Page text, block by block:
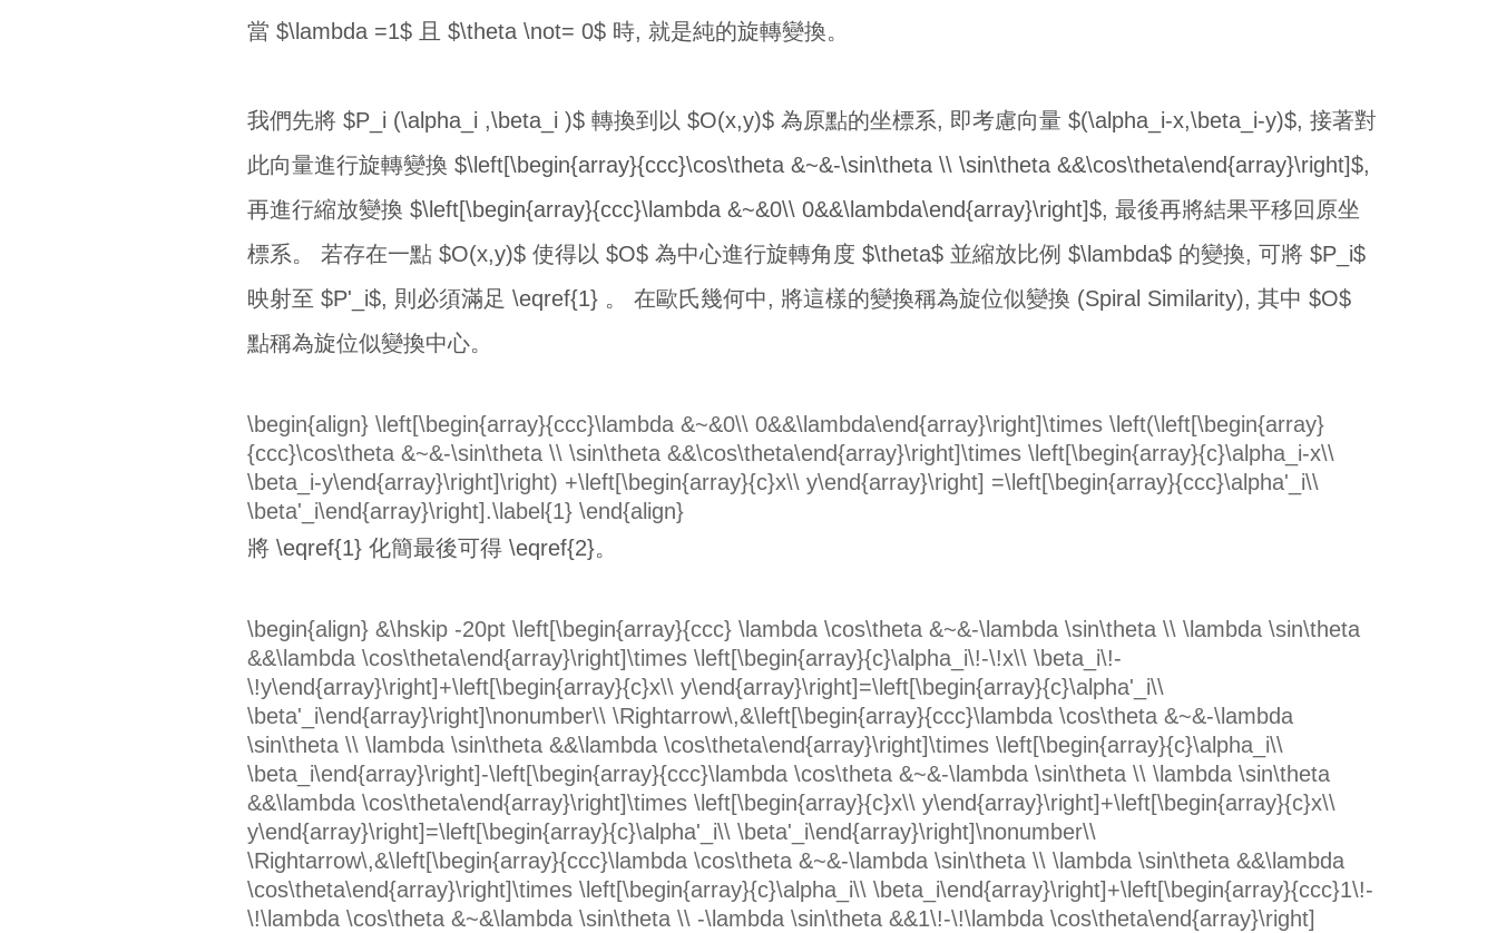
當 $\lambda =1$ 且 $\theta \not= 0$ 時, 就是純的旋轉變換。
我們先將 $P_i (\alpha_i ,\beta_i )$ 轉換到以 $O(x,y)$ 為原點的坐標系, 即考慮向量 $(\alpha_i-x,\beta_i-y)$, 接著對
此向量進行旋轉變換 $\left[\begin{array}{ccc}\cos\theta &~&-\sin\theta \\ \sin\theta &&\cos\theta\end{array}\right]$,
再進行縮放變換 $\left[\begin{array}{ccc}\lambda &~&0\\ 0&&\lambda\end{array}\right]$, 最後再將結果平移回原坐
標系。 若存在一點 $O(x,y)$ 使得以 $O$ 為中心進行旋轉角度 $\theta$ 並縮放比例 $\lambda$ 的變換, 可將 $P_i$
映射至 $P'_i$, 則必須滿足 \eqref{1} 。 在歐氏幾何中, 將這樣的變換稱為旋位似變換 (Spiral Similarity), 其中 $O$
點稱為旋位似變換中心。
\begin{align} \left[\begin{array}{ccc}\lambda &~&0\\ 0&&\lambda\end{array}\right]\times \left(\left[\begin{array}
{ccc}\cos\theta &~&-\sin\theta \\ \sin\theta &&\cos\theta\end{array}\right]\times \left[\begin{array}{c}\alpha_i-x\\
\beta_i-y\end{array}\right]\right) +\left[\begin{array}{c}x\\ y\end{array}\right] =\left[\begin{array}{ccc}\alpha'_i\\
\beta'_i\end{array}\right].\label{1} \end{align}
將 \eqref{1} 化簡最後可得 \eqref{2}。
\begin{align} &\hskip -20pt \left[\begin{array}{ccc} \lambda \cos\theta &~&-\lambda \sin\theta \\ \lambda \sin\theta
&&\lambda \cos\theta\end{array}\right]\times \left[\begin{array}{c}\alpha_i\!-\!x\\ \beta_i\!-
\!y\end{array}\right]+\left[\begin{array}{c}x\\ y\end{array}\right]=\left[\begin{array}{c}\alpha'_i\\
\beta'_i\end{array}\right]\nonumber\\ \Rightarrow\,&\left[\begin{array}{ccc}\lambda \cos\theta &~&-\lambda
\sin\theta \\ \lambda \sin\theta &&\lambda \cos\theta\end{array}\right]\times \left[\begin{array}{c}\alpha_i\\
\beta_i\end{array}\right]-\left[\begin{array}{ccc}\lambda \cos\theta &~&-\lambda \sin\theta \\ \lambda \sin\theta
&&\lambda \cos\theta\end{array}\right]\times \left[\begin{array}{c}x\\ y\end{array}\right]+\left[\begin{array}{c}x\\
y\end{array}\right]=\left[\begin{array}{c}\alpha'_i\\ \beta'_i\end{array}\right]\nonumber\\
\Rightarrow\,&\left[\begin{array}{ccc}\lambda \cos\theta &~&-\lambda \sin\theta \\ \lambda \sin\theta &&\lambda
\cos\theta\end{array}\right]\times \left[\begin{array}{c}\alpha_i\\ \beta_i\end{array}\right]+\left[\begin{array}{ccc}1\!-
\!\lambda \cos\theta &~&\lambda \sin\theta \\ -\lambda \sin\theta &&1\!-\!\lambda \cos\theta\end{array}\right]